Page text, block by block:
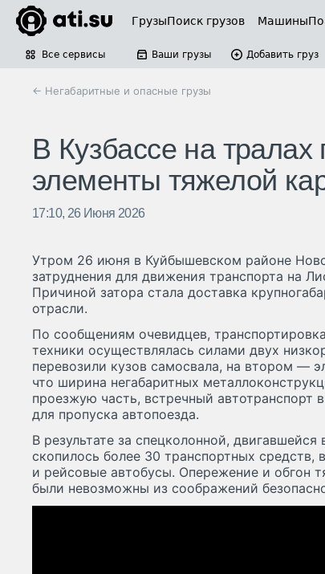
ГрузыПоиск грузов Машины
Все сервисы Ваши грузы Добавить груз
← Негабаритные и опасные грузы
В Кузбассе на
элементы тяжелой
17:10, 26 Июня 2026
Утром 26 июня в Куйбышевском районе
затруднения для движения транспорта на
Причиной затора стала доставка
отрасли.
По сообщениям очевидцев,
техники осуществлялась силами двух
перевозили кузов самосвала, на втором —
что ширина негабаритных
проезжую часть, встречный автотранспорт
для пропуска автопоезда.
В результате за спецколонной, двигавшейся
скопилось более 30 транспортных
и рейсовые автобусы. Опережение и обгон
были невозможны из соображений